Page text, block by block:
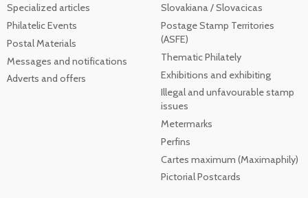
Specialized articles
Philatelic Events
Postal Materials
Messages and notifications
Adverts and offers
Slovakiana / Slovacicas
Postage Stamp Territories
(ASFE)
Thematic Philately
Exhibitions and exhibiting
Illegal and unfavourable stamp
issues
Metermarks
Perfins
Cartes maximum (Maximaphily)
Pictorial Postcards